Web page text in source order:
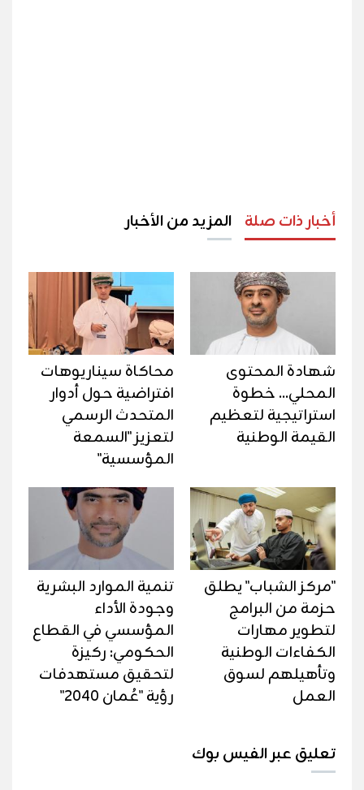
أخبار ذات صلة المزيد من الأخبار
شهادة المحتوى
المحلي... خطوة
استراتيجية لتعظيم
القيمة الوطنية
محاكاة سيناريوهات
افتراضية حول أدوار
المتحدث الرسمي
لتعزيز "السمعة
المؤسسية"
"مركز الشباب" يطلق
حزمة من البرامج
لتطوير مهارات
الكفاءات الوطنية
وتأهيلهم لسوق
العمل
تنمية الموارد البشرية
وجودة الأداء
المؤسسي في القطاع
الحكومي: ركيزة
لتحقيق مستهدفات
رؤية "عُمان 2040"
تعليق عبر الفيس بوك